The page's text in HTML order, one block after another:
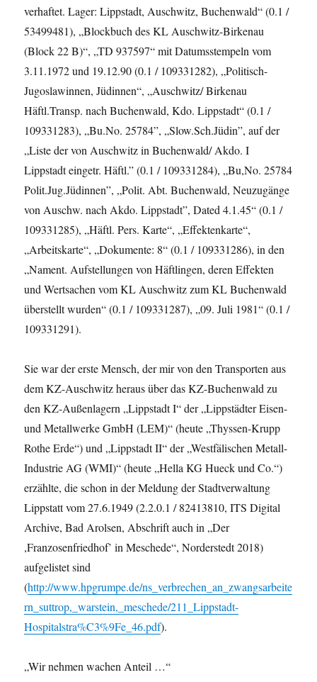
verhaftet. Lager: Lippstadt, Auschwitz, Buchenwald“ (0.1 /
53499481), „Blockbuch des KL Auschwitz-Birkenau
(Block 22 B)“, „TD 937597“ mit Datumsstempeln vom
3.11.1972 und 19.12.90 (0.1 / 109331282), „Politisch-
Jugoslawinnen, Jüdinnen“, „Auschwitz/ Birkenau
Häftl.Transp. nach Buchenwald, Kdo. Lippstadt“ (0.1 /
109331283), „Bu.No. 25784”, „Slow.Sch.Jüdin”, auf der
„Liste der von Auschwitz in Buchenwald/ Akdo. I
Lippstadt eingetr. Häftl.” (0.1 / 109331284), „Bu,No. 25784
Polit.Jug.Jüdinnen”, „Polit. Abt. Buchenwald, Neuzugänge
von Auschw. nach Akdo. Lippstadt”, Dated 4.1.45“ (0.1 /
109331285), „Häftl. Pers. Karte“, „Effektenkarte“,
„Arbeitskarte“, „Dokumente: 8“ (0.1 / 109331286), in den
„Nament. Aufstellungen von Häftlingen, deren Effekten
und Wertsachen vom KL Auschwitz zum KL Buchenwald
überstellt wurden“ (0.1 / 109331287), „09. Juli 1981“ (0.1 /
109331291).
Sie war der erste Mensch, der mir von den Transporten aus
dem KZ-Auschwitz heraus über das KZ-Buchenwald zu
den KZ-Außenlagern „Lippstadt I“ der „Lippstädter Eisen-
und Metallwerke GmbH (LEM)“ (heute „Thyssen-Krupp
Rothe Erde“) und „Lippstadt II“ der „Westfälischen Metall-
Industrie AG (WMI)“ (heute „Hella KG Hueck und Co.“)
erzählte, die schon in der Meldung der Stadtverwaltung
Lippstatt vom 27.6.1949 (2.2.0.1 / 82413810, ITS Digital
Archive, Bad Arolsen, Abschrift auch in „Der
,Franzosenfriedhof’ in Meschede“, Norderstedt 2018)
aufgelistet sind
(http://www.hpgrumpe.de/ns_verbrechen_an_zwangsarbeite
rn_suttrop,_warstein,_meschede/211_Lippstadt-
Hospitalstra%C3%9Fe_46.pdf).
„Wir nehmen wachen Anteil …“